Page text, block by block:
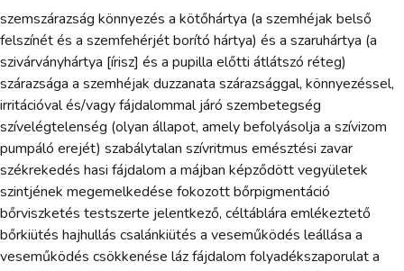
szemszárazság könnyezés a kötőhártya (a szemhéjak belső
felszínét és a szemfehérjét borító hártya) és a szaruhártya (a
szivárványhártya [írisz] és a pupilla előtti átlátszó réteg)
szárazsága a szemhéjak duzzanata szárazsággal, könnyezéssel,
irritációval és/vagy fájdalommal járó szembetegség
szívelégtelenség (olyan állapot, amely befolyásolja a szívizom
pumpáló erejét) szabálytalan szívritmus emésztési zavar
székrekedés hasi fájdalom a májban képződött vegyületek
szintjének megemelkedése fokozott bőrpigmentáció
bőrviszketés testszerte jelentkező, céltáblára emlékeztető
bőrkiütés hajhullás csalánkiütés a veseműködés leállása a
veseműködés csökkenése láz fájdalom folyadékszaporulat a